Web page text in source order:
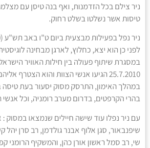
ניר צילם בכל הזדמנות, ואף בנה טיסן עם
טיסות אשר נשלטו בשלט רחוק.
לפני כן הוא יצא, כחלוץ, לארגן מבחינה
במסגרת שיתוף פעולה בין חילות האוויר
25.7.2010 הגיעו אנשי הצוות והוא הצטרף
במהלך האימון, התרסק מסוק יסעור בעת טיסה
בהרי הקרפטים, בדרום מערב רומניה, וכל אנשי
עם ניר נפלו עוד שישה חיילים שנמצאו במסוק
שיפנבאור, סגן אלוף אבנר גולדמן, רב סרן יהל
שי, רב סמל ראשון אורן כהן, והמשקיף הרומני